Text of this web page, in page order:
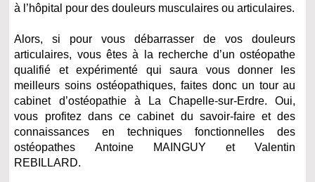
à l’hôpital pour des douleurs musculaires ou articulaires.
Alors, si pour vous débarrasser de vos douleurs
articulaires, vous êtes à la recherche d’un ostéopathe
qualifié et expérimenté qui saura vous donner les
meilleurs soins ostéopathiques, faites donc un tour au
cabinet d’ostéopathie à La Chapelle-sur-Erdre. Oui,
vous profitez dans ce cabinet du savoir-faire et des
connaissances en techniques fonctionnelles des
ostéopathes Antoine MAINGUY et Valentin
REBILLARD.